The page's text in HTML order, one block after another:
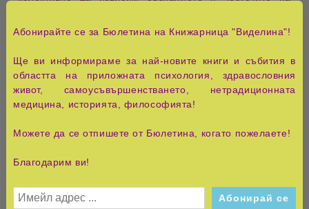
„Спомни си истината: Еволюция, самопознание и
саморазвитие“ от Нина Ничева
е съвременен духовен
пътеводител, насочен към хора, които искат да се
свържат по-дълбоко със своя вътрешен свят и да
разберат механизмите, по които душата им създава
преживяванията им. Книгата преплита
знания
личностно развитие
,
за да изгради цялостен подход към вътрешната
трансформация.
Авторката води читателя през теми катокармични
програми,енергийни блокажи родови модели,
Абонирайте се за Бюлетина на Книжарница "Виделина"!
Ще ви информираме за най-новите книги и събития в
областта на приложната психология, здравословния
живот, самоусъвършенстването, нетрадиционната
медицина, историята, философията!
Можете да се отпишете от Бюлетина, когато пожелаете!
Благодарим ви!